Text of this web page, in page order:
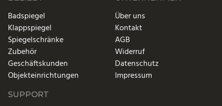
Badspiegel
Klappspiegel
Spiegelschränke
Zubehör
Geschäftskunden
Objekteinrichtungen
Über uns
Kontakt
AGB
Widerruf
Datenschutz
Impressum
SUPPORT